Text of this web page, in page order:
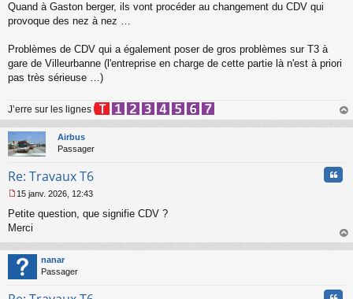
Quand à Gaston berger, ils vont procéder au changement du CDV qui
provoque des nez à nez …
Problèmes de CDV qui a également poser de gros problèmes sur T3 à
gare de Villeurbanne (l'entreprise en charge de cette partie là n'est à priori
pas très sérieuse …)
J’erre sur les lignes
au
Airbus
Passager
Re: Travaux T6
e
s
a
g
e
o
15 janv. 2026, 12:43
Petite question, que signifie CDV ?
Merci
au
nanar
Passager